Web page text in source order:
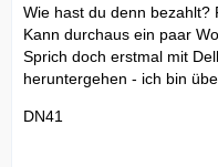
Wie hast du denn bezahlt?
Kann durchaus ein paar
Sprich doch erstmal mit
heruntergehen - ich bin
DN41